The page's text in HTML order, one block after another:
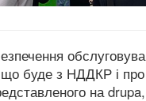
буде з НДДКР і
на